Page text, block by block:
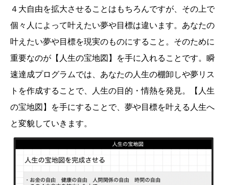
４大自由を拡大させることはもちろんですが、その上で
個々人によって叶えたい夢や目標は違います。あなたの
叶えたい夢や目標を現実のものにすること。そのために
重要なのが【人生の宝地図】を手に入れることです。瞬
速達成プログラムでは、あなたの人生の棚卸しや夢リス
トを作成することで、人生の目的・情熱を発見。【人生
の宝地図】を手にすることで、夢や目標を叶える人生へ
と変貌していきます。